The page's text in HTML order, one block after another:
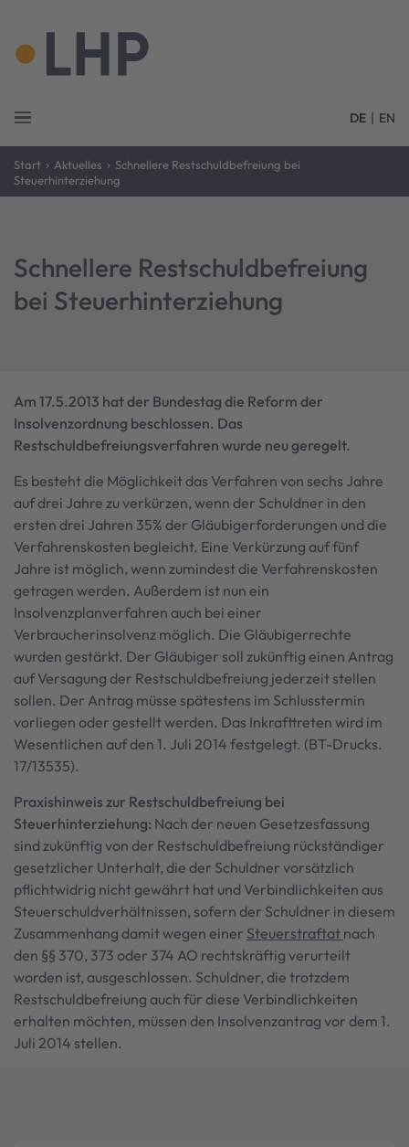
DE | EN
Start › Aktuelles › Schnellere Restschuldbefreiung bei
Steuerhinterziehung
Schnellere Restschuldbefreiung
bei Steuerhinterziehung
Am 17.5.2013 hat der Bundestag die Reform der
Insolvenzordnung beschlossen. Das
Restschuldbefreiungsverfahren wurde neu geregelt.
Es besteht die Möglichkeit das Verfahren von sechs Jahre
auf drei Jahre zu verkürzen, wenn der Schuldner in den
ersten drei Jahren 35% der Gläubigerforderungen und die
Verfahrenskosten begleicht. Eine Verkürzung auf fünf
Jahre ist möglich, wenn zumindest die Verfahrenskosten
getragen werden. Außerdem ist nun ein
Insolvenzplanverfahren auch bei einer
Verbraucherinsolvenz möglich. Die Gläubigerrechte
wurden gestärkt. Der Gläubiger soll zukünftig einen Antrag
auf Versagung der Restschuldbefreiung jederzeit stellen
sollen. Der Antrag müsse spätestens im Schlusstermin
vorliegen oder gestellt werden. Das Inkrafttreten wird im
Wesentlichen auf den 1. Juli 2014 festgelegt. (BT-Drucks.
17/13535).
Praxishinweis zur Restschuldbefreiung bei
Steuerhinterziehung: Nach der neuen Gesetzesfassung
sind zukünftig von der Restschuldbefreiung rückständiger
gesetzlicher Unterhalt, die der Schuldner vorsätzlich
pflichtwidrig nicht gewährt hat und Verbindlichkeiten aus
Steuerschuldverhältnissen, sofern der Schuldner in diesem
Zusammenhang damit wegen einer Steuerstraftat nach
den §§ 370, 373 oder 374 AO rechtskräftig verurteilt
worden ist, ausgeschlossen. Schuldner, die trotzdem
Restschuldbefreiung auch für diese Verbindlichkeiten
erhalten möchten, müssen den Insolvenzantrag vor dem 1.
Juli 2014 stellen.